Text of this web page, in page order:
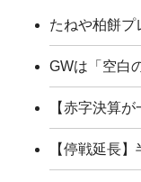
たねや柏餅プ
GWは「空白
【赤字決算
【停戦延長